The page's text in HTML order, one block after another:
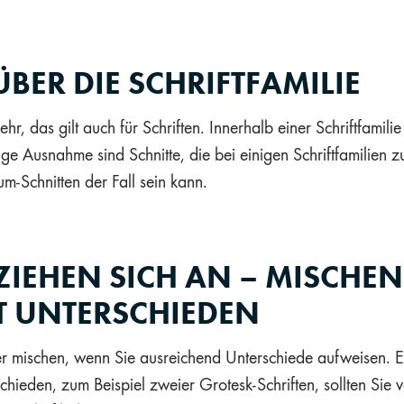
DIE SCHRIFTFAMILIE
das gilt auch für Schriften. Innerhalb einer
Ausnahme sind Schnitte, die bei einigen Schriftfamilien
Schnitten der Fall sein kann.
SICH AN –
UNTERSCHIEDEN
mischen, wenn Sie ausreichend Unterschiede aufweisen.
zum Beispiel zweier Grotesk-Schriften, sollten Sie